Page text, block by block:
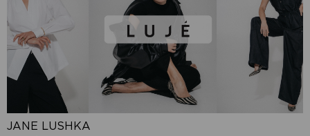
JANE LUSHKA